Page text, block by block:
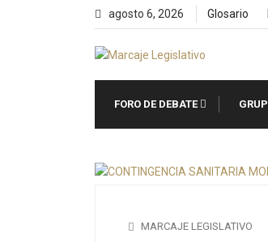
agosto 6, 2026 Glosario
FORO DE DEBATE
MARCAJE LEGISLATIVO